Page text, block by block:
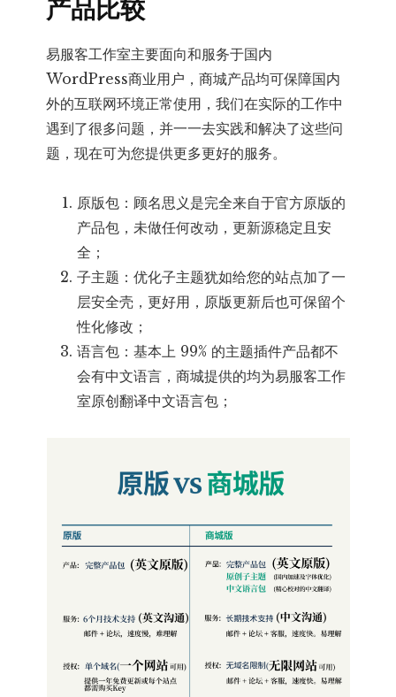
产品比较
易服客工作室主要面向和服务于国内
WordPress商业用户，商城产品均可保障国内
外的互联网环境正常使用，我们在实际的工作中
遇到了很多问题，并一一去实践和解决了这些问
题，现在可为您提供更多更好的服务。
原版包：顾名思义是完全来自于官方原版的
产品包，未做任何改动，更新源稳定且安
全；
子主题：优化子主题犹如给您的站点加了一
层安全壳，更好用，原版更新后也可保留个
性化修改；
语言包：基本上 99% 的主题插件产品都不
会有中文语言，商城提供的均为易服客工作
室原创翻译中文语言包；